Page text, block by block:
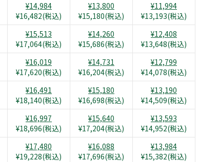
¥14,984
¥16,482(税込)
¥13,800
¥15,180(税込)
¥11,994
¥13,193(税込)
¥15,513
¥17,064(税込)
¥14,260
¥15,686(税込)
¥12,408
¥13,648(税込)
¥16,019
¥17,620(税込)
¥14,731
¥16,204(税込)
¥12,799
¥14,078(税込)
¥16,491
¥18,140(税込)
¥15,180
¥16,698(税込)
¥13,190
¥14,509(税込)
¥16,997
¥18,696(税込)
¥15,640
¥17,204(税込)
¥13,593
¥14,952(税込)
¥17,480
¥19,228(税込)
¥16,088
¥17,696(税込)
¥13,984
¥15,382(税込)